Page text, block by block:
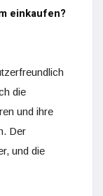
einkaufen?
die
und ihre
Der
und die